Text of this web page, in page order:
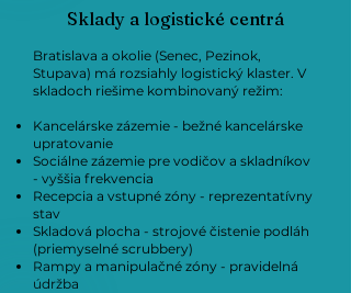
Sklady a logistické centrá
Bratislava a okolie (Senec, Pezinok,
Stupava) má rozsiahly logistický klaster. V
skladoch riešime kombinovaný režim:
Kancelárske zázemie - bežné kancelárske
upratovanie
Sociálne zázemie pre vodičov a skladníkov
- vyššia frekvencia
Recepcia a vstupné zóny - reprezentatívny
stav
Skladová plocha - strojové čistenie podláh
(priemyselné scrubbery)
Rampy a manipulačné zóny - pravidelná
údržba